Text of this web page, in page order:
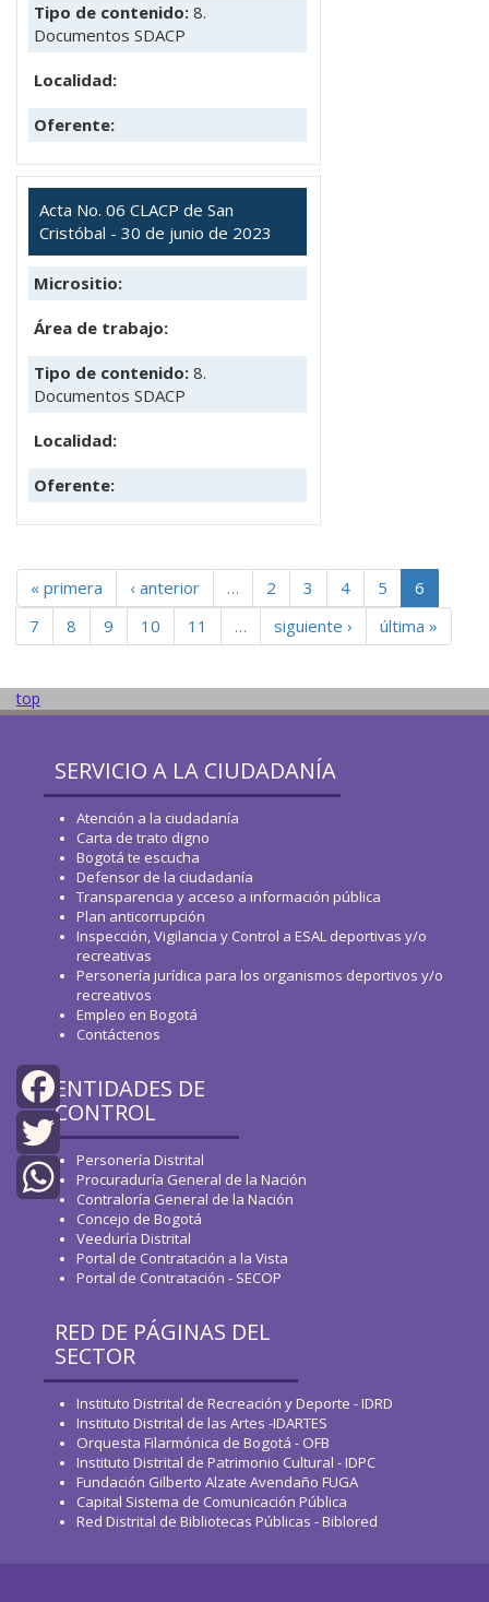
Tipo de contenido: 8.
Documentos SDACP
Localidad:
Oferente:
Acta No. 06 CLACP de San
Cristóbal - 30 de junio de 2023
Micrositio:
Área de trabajo:
Tipo de contenido: 8.
Documentos SDACP
Localidad:
Oferente:
« primera ‹ anterior … 2 3 4 5
6
7
8 9 10 11 … siguiente › última »
Facebook
Twitter
WhatsApp
top
SERVICIO A LA CIUDADANÍA
Atención a la ciudadanía
Carta de trato digno
Bogotá te escucha
Defensor de la ciudadanía
Transparencia y acceso a información pública
Plan anticorrupción
Inspección, Vigilancia y Control a ESAL deportivas y/o
recreativas
Personería jurídica para los organismos deportivos y/o
recreativos
Empleo en Bogotá
Contáctenos
ENTIDADES DE
CONTROL
Personería Distrital
Procuraduría General de la Nación
Contraloría General de la Nación
Concejo de Bogotá
Veeduría Distrital
Portal de Contratación a la Vista
Portal de Contratación - SECOP
RED DE PÁGINAS DEL
SECTOR
Instituto Distrital de Recreación y Deporte - IDRD
Instituto Distrital de las Artes -IDARTES
Orquesta Filarmónica de Bogotá - OFB
Instituto Distrital de Patrimonio Cultural - IDPC
Fundación Gilberto Alzate Avendaño FUGA
Capital Sistema de Comunicación Pública
Red Distrital de Bibliotecas Públicas - Biblored